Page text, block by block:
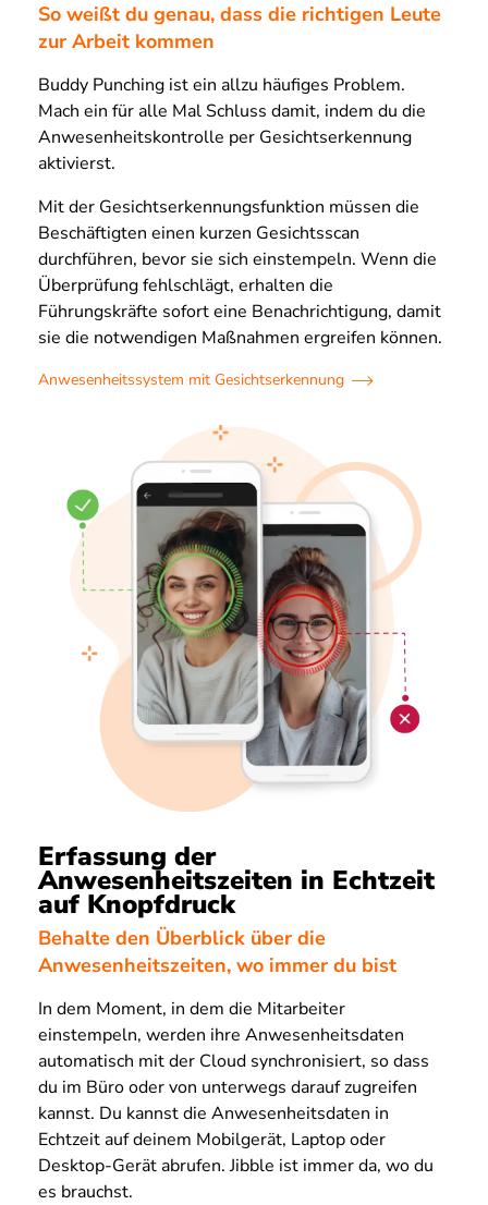
So weißt du genau, dass die richtigen Leute
zur Arbeit kommen
Buddy Punching ist ein allzu häufiges Problem.
Mach ein für alle Mal Schluss damit, indem du die
Anwesenheitskontrolle per Gesichtserkennung
aktivierst.
Mit der Gesichtserkennungsfunktion müssen die
Beschäftigten einen kurzen Gesichtsscan
durchführen, bevor sie sich einstempeln. Wenn die
Überprüfung fehlschlägt, erhalten die
Führungskräfte sofort eine Benachrichtigung, damit
sie die notwendigen Maßnahmen ergreifen können.
Anwesenheitssystem mit Gesichtserkennung
Erfassung der
Anwesenheitszeiten in Echtzeit
auf Knopfdruck
Behalte den Überblick über die
Anwesenheitszeiten, wo immer du bist
In dem Moment, in dem die Mitarbeiter
einstempeln, werden ihre Anwesenheitsdaten
automatisch mit der Cloud synchronisiert, so dass
du im Büro oder von unterwegs darauf zugreifen
kannst. Du kannst die Anwesenheitsdaten in
Echtzeit auf deinem Mobilgerät, Laptop oder
Desktop-Gerät abrufen. Jibble ist immer da, wo du
es brauchst.